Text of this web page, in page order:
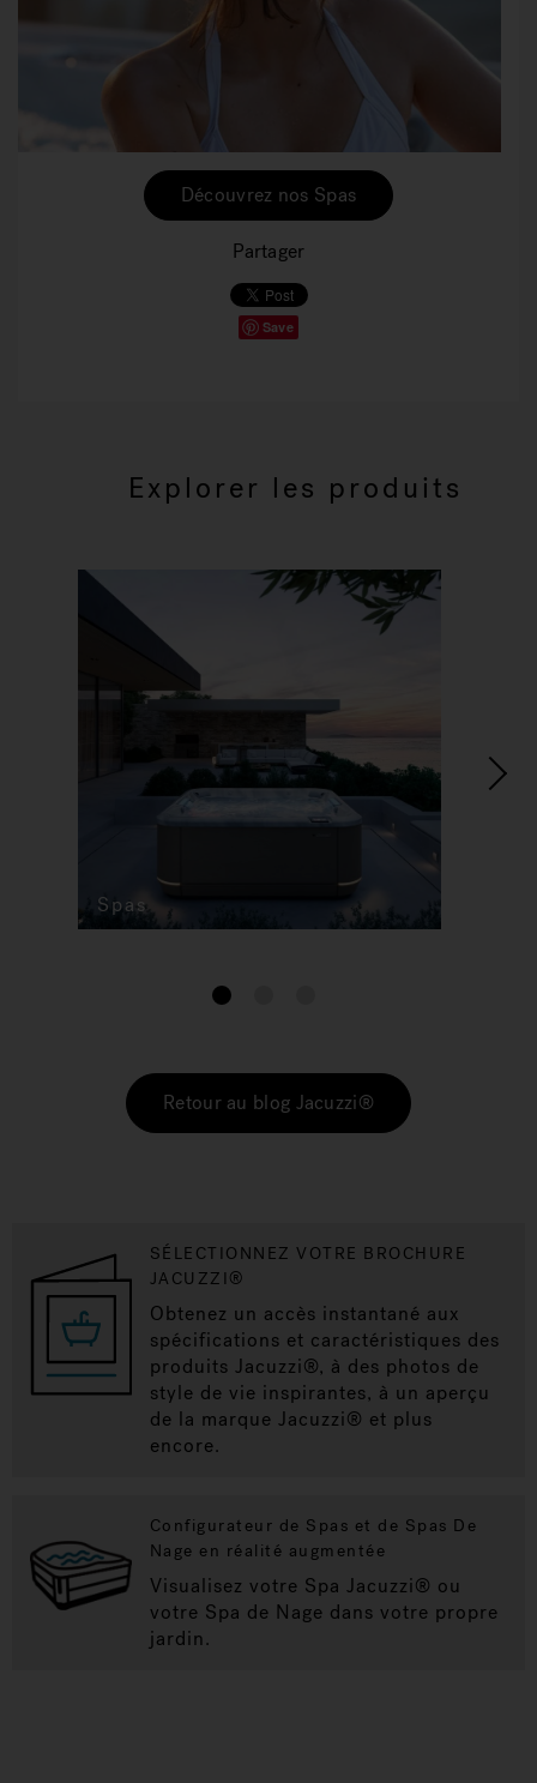
Découvrez nos Spas
Partager
Save
Explorer les produits
Spas
1
Retour au blog Jacuzzi®
SÉLECTIONNEZ VOTRE BROCHURE
JACUZZI®
Obtenez un accès instantané aux
spécifications et caractéristiques des
produits Jacuzzi®, à des photos de
style de vie inspirantes, à un aperçu
de la marque Jacuzzi® et plus
encore.
Configurateur de Spas et de Spas De
Nage en réalité augmentée
Visualisez votre Spa Jacuzzi® ou
votre Spa de Nage dans votre propre
jardin.